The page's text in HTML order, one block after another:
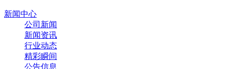
新闻中心
公司新闻
新闻资讯
行业动态
精彩瞬间
公告信息